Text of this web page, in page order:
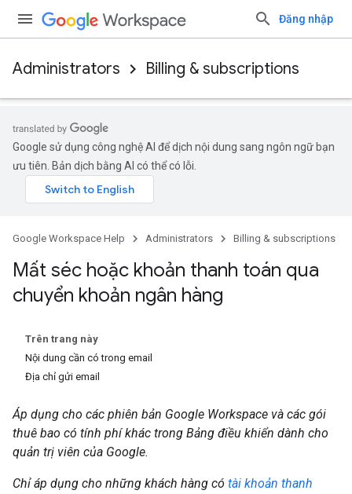
Đăng nhập
Administrators Billing & subscriptions
Google sử dụng công nghệ AI để dịch nội dung sang ngôn ngữ bạn
ưu tiên. Bản dịch bằng AI có thể có lỗi.
Google Workspace Help Administrators Billing & subscriptions
Mất séc hoặc khoản thanh toán qua
chuyển khoản ngân hàng
Trên trang này
Nội dung cần có trong email
Địa chỉ gửi email
Áp dụng cho các phiên bản Google Workspace và các gói
thuê bao có tính phí khác trong Bảng điều khiển dành cho
quản trị viên của Google.
Chỉ áp dụng cho những khách hàng có tài khoản thanh